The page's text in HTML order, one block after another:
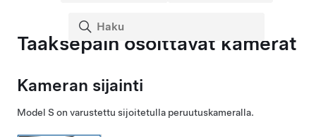
Taaksepäin osoittavat kamerat
Kameran sijainti
Model S on varustettu sijoitetulla peruutuskameralla.